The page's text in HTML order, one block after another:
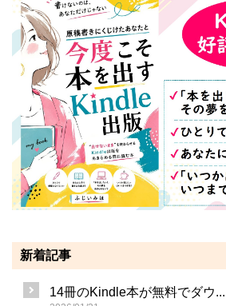
新着記事
14冊のKindle本が無料でダウ...